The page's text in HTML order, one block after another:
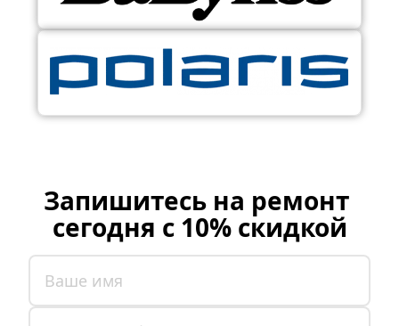
Запишитесь на ремонт
сегодня с 10% скидкой